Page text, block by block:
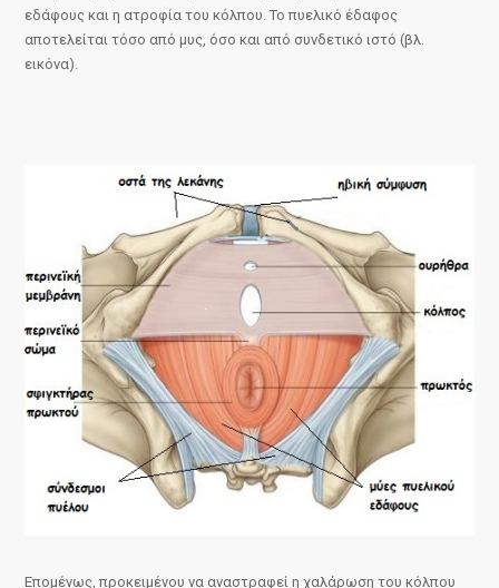
εδάφους και η ατροφία του κόλπου. Το πυελικό έδαφος
αποτελείται τόσο από μυς, όσο και από συνδετικό ιστό (βλ.
εικόνα).
Επομένως, προκειμένου να αναστραφεί η χαλάρωση του κόλπου